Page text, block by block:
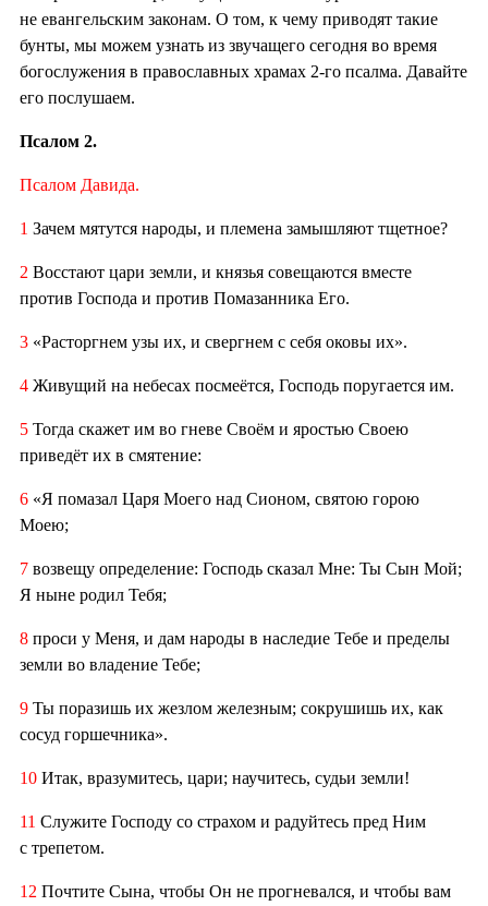
не евангельским законам. О том, к чему приводят такие
бунты, мы можем узнать из звучащего сегодня во время
богослужения в православных храмах 2-го псалма. Давайте
его послушаем.
Псалом 2.
Псалом Давида.
1 Зачем мятутся народы, и племена замышляют тщетное?
2 Восстают цари земли, и князья совещаются вместе
против Господа и против Помазанника Его.
3 «Расторгнем узы их, и свергнем с себя оковы их».
4 Живущий на небесах посмеётся, Господь поругается им.
5 Тогда скажет им во гневе Своём и яростью Своею
приведёт их в смятение:
6 «Я помазал Царя Моего над Сионом, святою горою
Моею;
7 возвещу определение: Господь сказал Мне: Ты Сын Мой;
Я ныне родил Тебя;
8 проси у Меня, и дам народы в наследие Тебе и пределы
земли во владение Тебе;
9 Ты поразишь их жезлом железным; сокрушишь их, как
сосуд горшечника».
10 Итак, вразумитесь, цари; научитесь, судьи земли!
11 Служите Господу со страхом и радуйтесь пред Ним
с трепетом.
12 Почтите Сына, чтобы Он не прогневался, и чтобы вам